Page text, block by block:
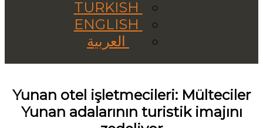
العربية
Yunan otel işletmecileri: Mülteciler
Yunan adalarının turistik imajını